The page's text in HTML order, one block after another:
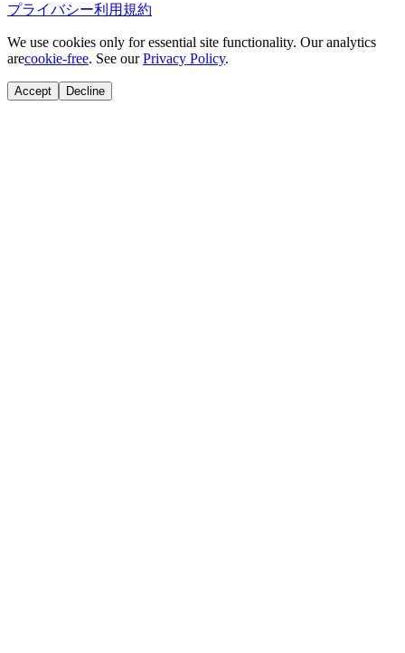
プライバシー利用規約
We use cookies only for essential site functionality. Our analytics
arecookie-free. See ourPrivacy Policy.
Accept Decline